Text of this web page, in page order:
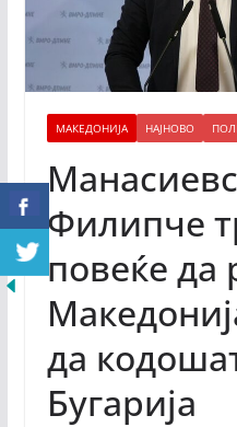
МАКЕДОНИЈА НАЈНОВО
Филипче
повеќе да
да
Бугарија